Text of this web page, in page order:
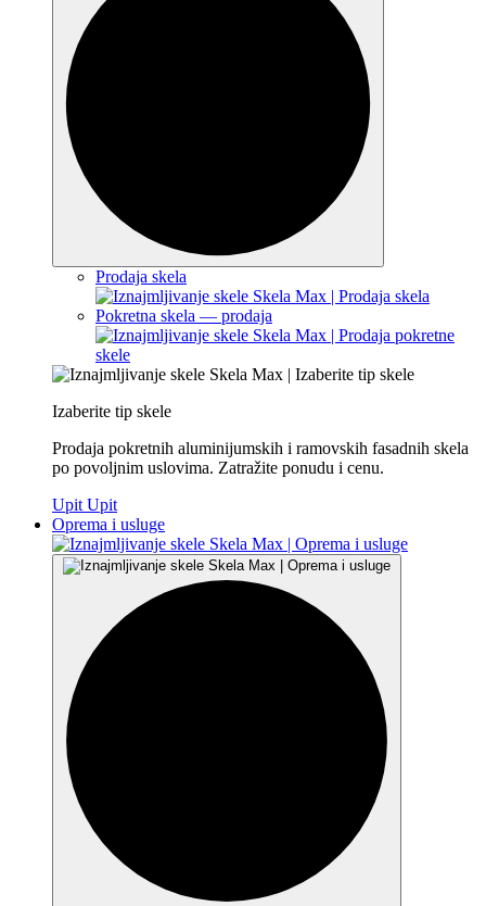
Prodaja skela
Pokretna skela — prodaja
Izaberite tip skele
Prodaja pokretnih aluminijumskih i ramovskih fasadnih skela
po povoljnim uslovima. Zatražite ponudu i cenu.
Upit Upit
Oprema i usluge